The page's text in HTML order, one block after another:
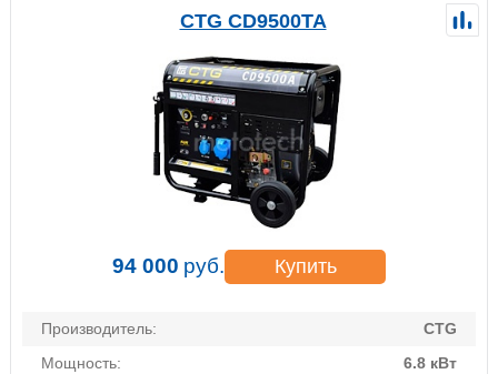
CTG CD9500TA
94 000 руб. Купить
Производитель:
CTG
Мощность:
6.8 кВт